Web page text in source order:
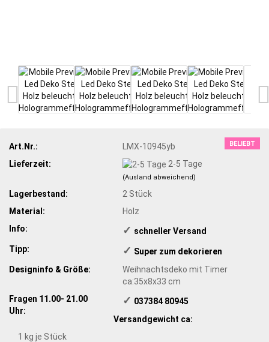
BELIEBT
Art.Nr.:
LMX-10945yb
Lieferzeit:
2-5 Tage
(Ausland abweichend)
Lagerbestand: 2 Stück
Material:
Holz
Info:
✓ ​schneller Versand
Tipp:
✓ ​ Super zum dekorieren
Designinfo & Größe:
Weihnachtsdeko mit Timer
ca:35x8x33 cm
Fragen 11.00- 21.00
Uhr:
✓ ​ 037384 80945
Versandgewicht ca:
1 kg je Stück